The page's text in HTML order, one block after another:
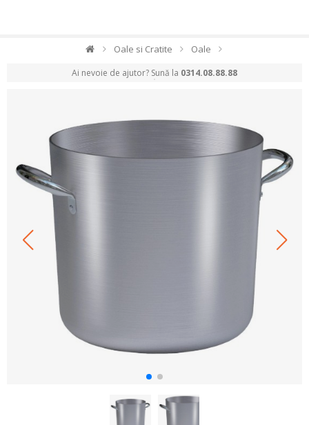
Oale si Cratite Oale
Ai nevoie de ajutor? Sună la 0314.08.88.88